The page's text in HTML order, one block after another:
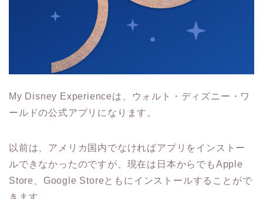
My Disney Experienceは、ウォルト・ディズニー・ワ
ールドの公式アプリになります。
以前は、アメリカ国内でなければアプリをインストー
ルできなかったのですが、現在は日本からでもApple
Store、Google Storeともにインストールすることがで
きます。